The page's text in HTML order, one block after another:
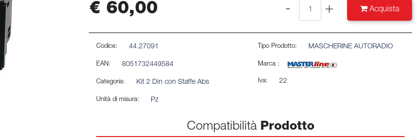
€ 60,00 Acquista
Codice: 44.27091
EAN: 8051732449584
Categoria: Kit 2 Din con Staffe Abs
Unità di misura: Pz
Tipo Prodotto: MASCHERINE AUTORADIO
Marca :
Iva: 22
Compatibilità Prodotto